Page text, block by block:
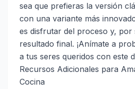
sea que prefieras la versión
con una variante más
es disfrutar del proceso y, por
resultado final. ¡Anímate a
a tus seres queridos con este
Recursos Adicionales para
Cocina